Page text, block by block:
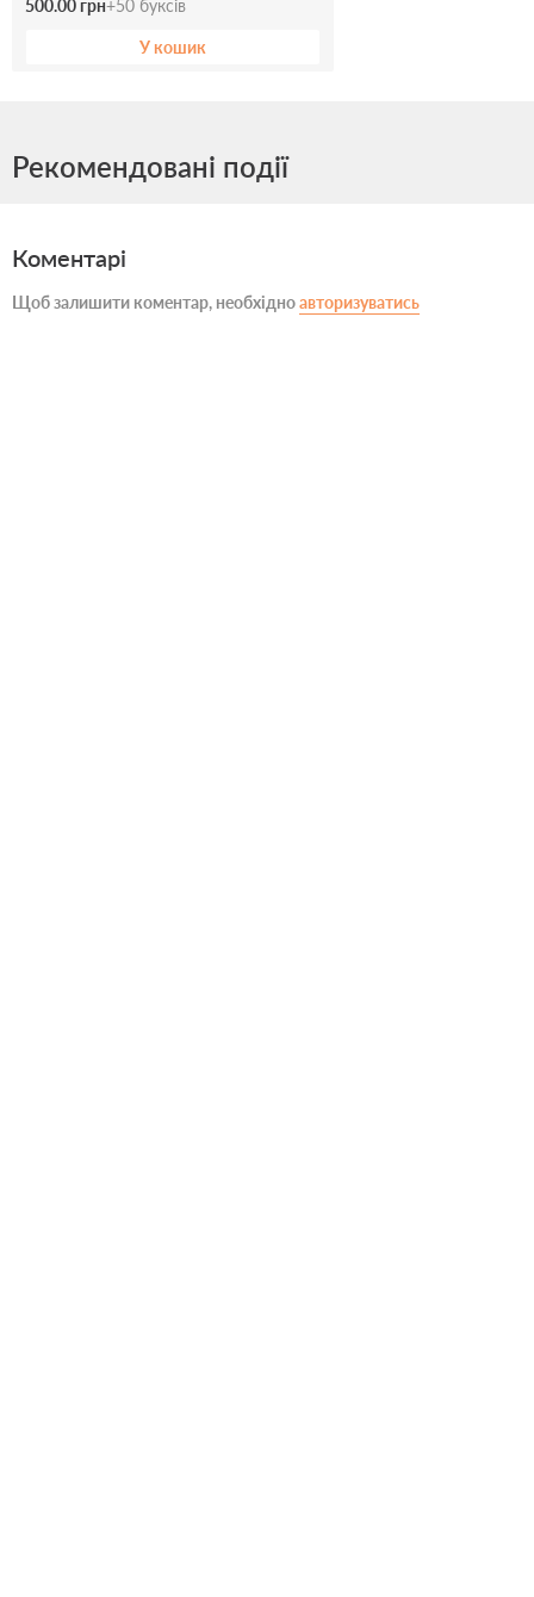
500.00 грн+50 буксів
У кошик
Рекомендовані події
Коментарі
Щоб залишити коментар, необхідноавторизуватись